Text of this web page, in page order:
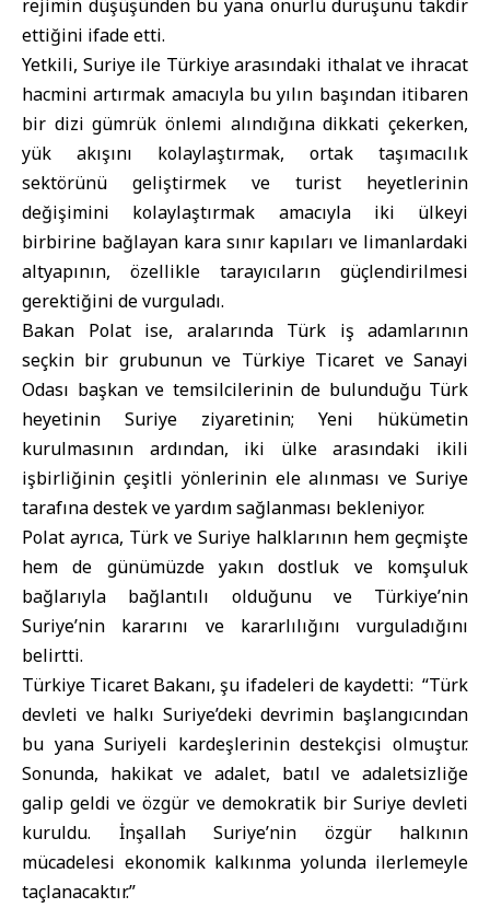
rejimin düşüşünden bu yana onurlu duruşunu takdir
ettiğini ifade etti.
Yetkili, Suriye ile Türkiye arasındaki ithalat ve ihracat
hacmini artırmak amacıyla bu yılın başından itibaren
bir dizi gümrük önlemi alındığına dikkati çekerken,
yük akışını kolaylaştırmak, ortak taşımacılık
sektörünü geliştirmek ve turist heyetlerinin
değişimini kolaylaştırmak amacıyla iki ülkeyi
birbirine bağlayan kara sınır kapıları ve limanlardaki
altyapının, özellikle tarayıcıların güçlendirilmesi
gerektiğini de vurguladı.
Bakan Polat ise, aralarında Türk iş adamlarının
seçkin bir grubunun ve Türkiye Ticaret ve Sanayi
Odası başkan ve temsilcilerinin de bulunduğu Türk
heyetinin Suriye ziyaretinin; Yeni hükümetin
kurulmasının ardından, iki ülke arasındaki ikili
işbirliğinin çeşitli yönlerinin ele alınması ve Suriye
tarafına destek ve yardım sağlanması bekleniyor.
Polat ayrıca, Türk ve Suriye halklarının hem geçmişte
hem de günümüzde yakın dostluk ve komşuluk
bağlarıyla bağlantılı olduğunu ve Türkiye’nin
Suriye’nin kararını ve kararlılığını vurguladığını
belirtti.
Türkiye Ticaret Bakanı, şu ifadeleri de kaydetti: “Türk
devleti ve halkı Suriye’deki devrimin başlangıcından
bu yana Suriyeli kardeşlerinin destekçisi olmuştur.
Sonunda, hakikat ve adalet, batıl ve adaletsizliğe
galip geldi ve özgür ve demokratik bir Suriye devleti
kuruldu. İnşallah Suriye’nin özgür halkının
mücadelesi ekonomik kalkınma yolunda ilerlemeyle
taçlanacaktır.”